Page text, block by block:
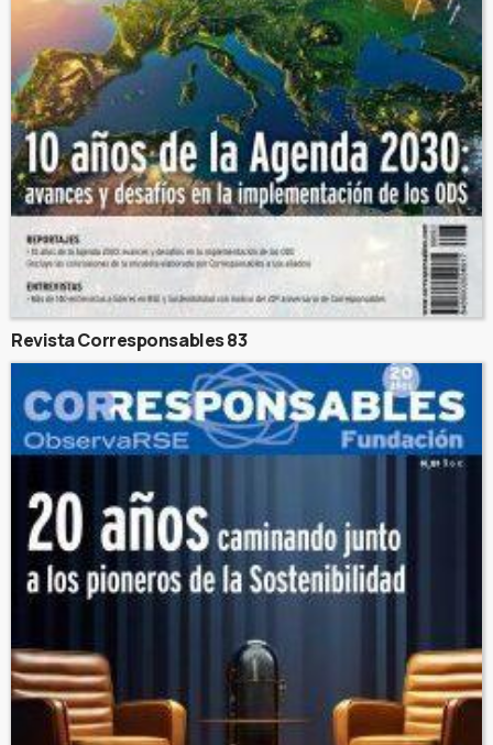
Revista Corresponsables 83